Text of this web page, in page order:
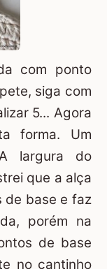
com ponto
siga com
5... Agora
forma. Um
largura do
que a alça
de base e faz
porém na
de base
no cantinho